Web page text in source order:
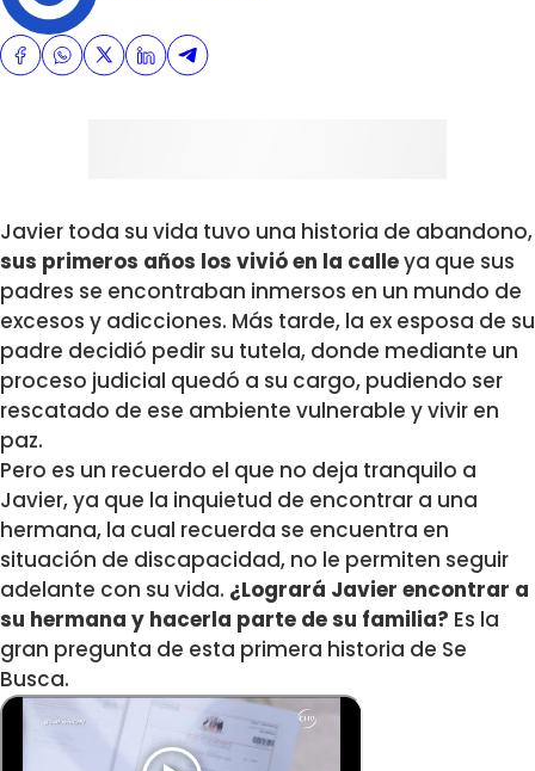
Javier toda su vida tuvo una historia de abandono,
sus primeros años los vivió en la calleya que sus
padres se encontraban inmersos en un mundo de
excesos y adicciones. Más tarde, la ex esposa de su
padre decidió pedir su tutela, donde mediante un
proceso judicial quedó a su cargo, pudiendo ser
rescatado de ese ambiente vulnerable y vivir en
paz.
Pero es un recuerdo el que no deja tranquilo a
Javier, ya que la inquietud de encontrar a una
hermana, la cual recuerda se encuentra en
situación de discapacidad, no le permiten seguir
adelante con su vida. ¿Logrará Javier encontrar a
su hermana y hacerla parte de su familia? Es la
gran pregunta de esta primera historia de Se
Busca.